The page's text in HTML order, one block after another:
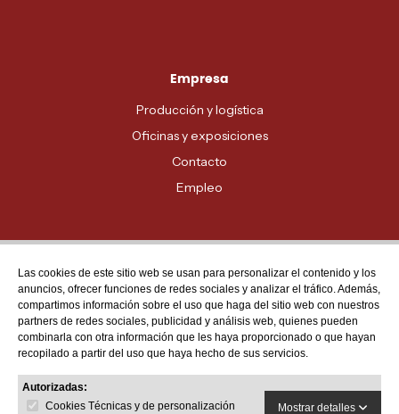
Empresa
Producción y logística
Oficinas y exposiciones
Contacto
Empleo
Atención al cliente
MADRID - 91 678 70 70
BARCELONA - 93 635 28 28
VALENCIA - 96 159 71 61
Las cookies de este sitio web se usan para personalizar el contenido y los
anuncios, ofrecer funciones de redes sociales y analizar el tráfico. Además,
compartimos información sobre el uso que haga del sitio web con nuestros
partners de redes sociales, publicidad y análisis web, quienes pueden
combinarla con otra información que les haya proporcionado o que hayan
recopilado a partir del uso que haya hecho de sus servicios.
Autorizadas:
Cookies Técnicas y de personalización
Mostrar detalles